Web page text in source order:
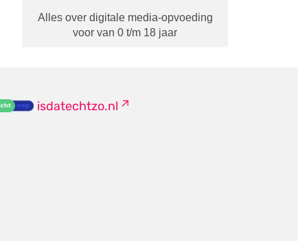
Alles over digitale media-opvoeding
voor van 0 t/m 18 jaar
isdatechtzo.nl